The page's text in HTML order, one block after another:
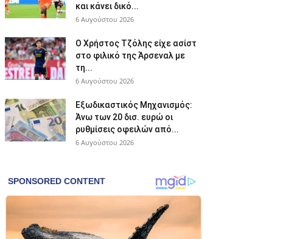
και κάνει δικό...
6 Αυγούστου 2026
Ο Χρήστος Τζόλης είχε ασίστ
στο φιλικό της Άρσεναλ με
τη...
6 Αυγούστου 2026
Εξωδικαστικός Μηχανισμός:
Άνω των 20 δισ. ευρώ οι
ρυθμίσεις οφειλών από...
6 Αυγούστου 2026